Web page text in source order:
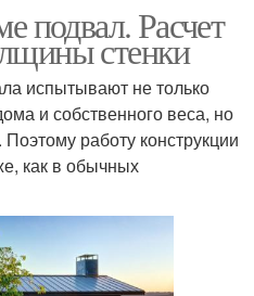
подвал. Расчет
стенки
испытывают не только
и собственного веса, но
работу конструкции
как в обычных